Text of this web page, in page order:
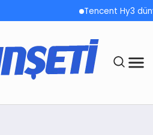
Tencent Hy3 dünya